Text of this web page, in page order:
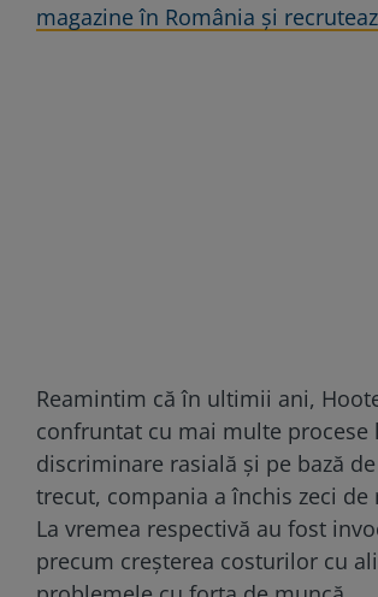
magazine în România şi
Reamintim că în ultimii ani,
confruntat cu mai multe procese
discriminare rasială și pe bază
trecut, compania a închis zeci de
La vremea respectivă au fost
precum creșterea costurilor cu